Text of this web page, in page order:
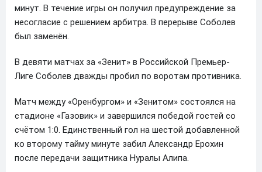
минут. В течение игры он получил предупреждение за
несогласие с решением арбитра. В перерыве Соболев
был заменён.
В девяти матчах за «Зенит» в Российской Премьер-
Лиге Соболев дважды пробил по воротам противника.
Матч между «Оренбургом» и «Зенитом» состоялся на
стадионе «Газовик» и завершился победой гостей со
счётом 1:0. Единственный гол на шестой добавленной
ко второму тайму минуте забил Александр Ерохин
после передачи защитника Нуралы Алипа.